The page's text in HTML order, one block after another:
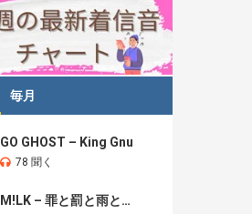
毎月
GO GHOST – King Gnu
78 聞く
M!LK – 罪と罰と雨とキス